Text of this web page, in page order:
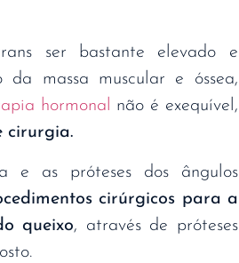
ser bastante elevado e
massa muscular e óssea,
hormonal não é exequível,
cirurgia.
e as próteses dos ângulos
cirúrgicos para a
queixo, através de próteses